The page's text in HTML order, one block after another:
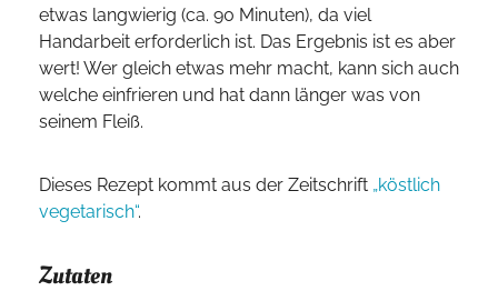
etwas langwierig (ca. 90 Minuten), da viel
Handarbeit erforderlich ist. Das Ergebnis ist es aber
wert! Wer gleich etwas mehr macht, kann sich auch
welche einfrieren und hat dann länger was von
seinem Fleiß.
Dieses Rezept kommt aus der Zeitschrift „köstlich
vegetarisch“.
Zutaten